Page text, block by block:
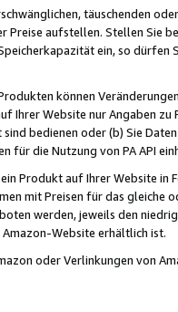
täuschenden
Preise aufstellen. Stellen Sie
ein, so dürfen
können
Ihrer Website nur Angaben
bedienen oder (b) Sie
für die Nutzung von PA API
Produkt auf Ihrer Website
mit Preisen für das
werden, jeweils den
Website erhältlich ist.
oder Verlinkungen von